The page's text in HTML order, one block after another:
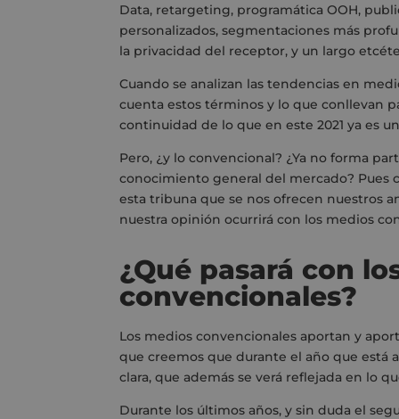
Data, retargeting, programática OOH,
personalizados, segmentaciones más
la privacidad del receptor, y un largo
Cuando se analizan las tendencias en
cuenta estos términos y lo que conllevan
continuidad de lo que en este 2021 ya es
Pero, ¿y lo convencional? ¿Ya no forma
conocimiento general del mercado? Pues
esta tribuna que se nos ofrecen nuestros
nuestra opinión ocurrirá con los medios
¿Qué pasará con
convencionales?
Los medios convencionales aportan y
que creemos que durante el año que está
clara, que además se verá reflejada en lo
Durante los últimos años, y sin dudael